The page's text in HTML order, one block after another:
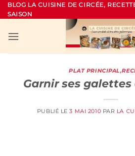
Passer
au
BLOG LA CUISINE DE CIRCÉE,
SAISON
PLAT PRINCIPAL,
Garnir ses galettes
PUBLIÉ LE3 MAI 2010 PAR LA